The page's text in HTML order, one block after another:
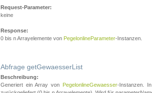
Request-Parameter:
keine
Response:
0 bis n Arrayelemente von PegelonlineParameter-Instanzen.
Abfrage getGewaesserList
Beschreibung:
Generiert ein Array von
PegelonlineGewaesser-Instanzen.